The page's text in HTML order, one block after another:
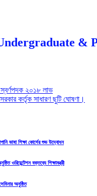
&
স্বর্ণপদক ২০১৮ লাভ
কর্তৃক সাধারণ ছুটি ঘোষণা।
ভাষা শিক্ষা কোর্সের শুভ উদ্বোধন
ওরিয়েন্টেশন বক্তব্যে শিক্ষামন্ত্রী
অনুষ্ঠিত